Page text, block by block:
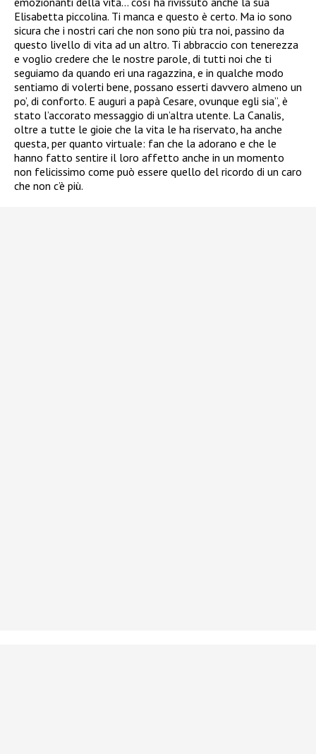
Elisabetta piccolina. Ti manca e questo è certo. Ma io sono
sicura che i nostri cari che non sono più tra noi, passino da
questo livello di vita ad un altro. Ti abbraccio con tenerezza
e voglio credere che le nostre parole, di tutti noi che ti
seguiamo da quando eri una ragazzina, e in qualche modo
sentiamo di volerti bene, possano esserti davvero almeno un
po’, di conforto. E auguri a papà Cesare, ovunque egli sia”, è
stato l’accorato messaggio di un’altra utente. La Canalis,
oltre a tutte le gioie che la vita le ha riservato, ha anche
questa, per quanto virtuale: fan che la adorano e che le
hanno fatto sentire il loro affetto anche in un momento
non felicissimo come può essere quello del ricordo di un caro
che non c’è più.